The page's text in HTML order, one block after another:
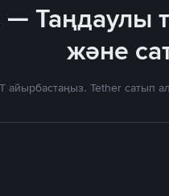
Таңдаулы
және
айырбастаңыз. Tether сатып